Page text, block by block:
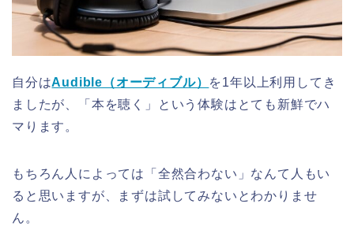
自分はAudible（オーディブル） を1年以上利用してき
ましたが、「本を聴く」という体験はとても新鮮でハ
マります。
もちろん人によっては「全然合わない」なんて人もい
ると思いますが、まずは試してみないとわかりませ
ん。